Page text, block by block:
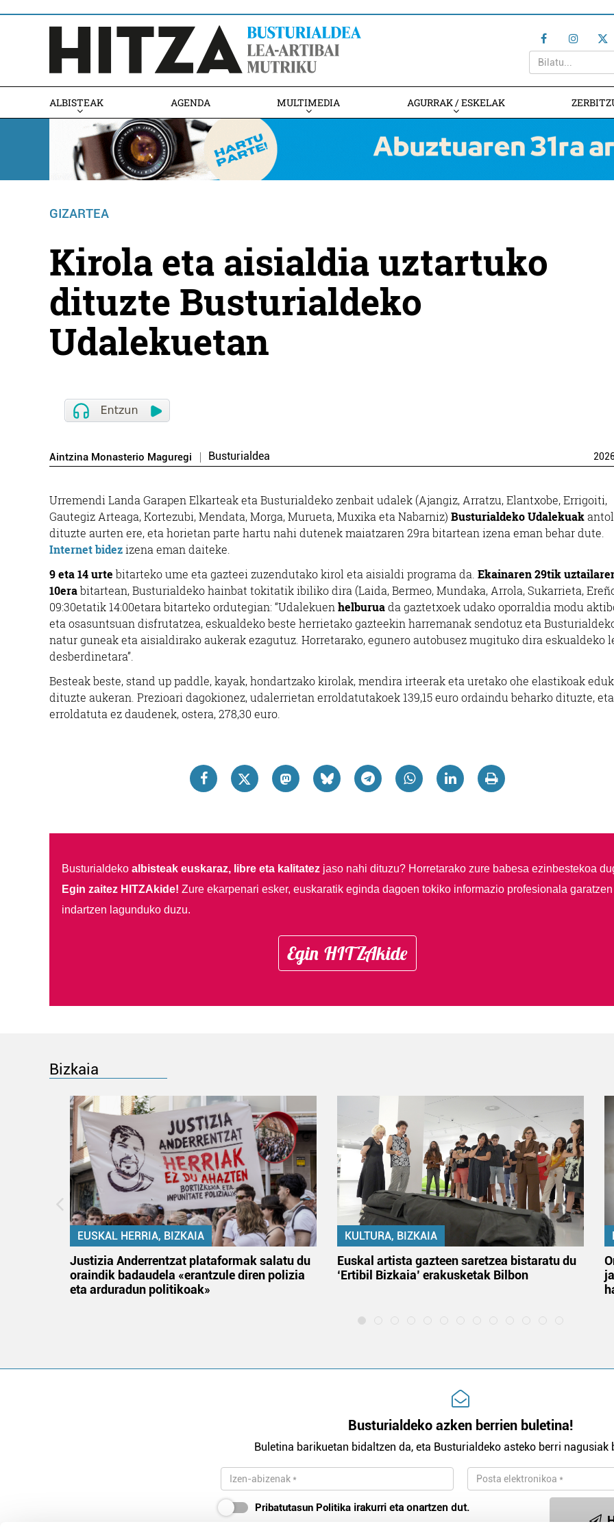
ALBISTEAK AGENDA MULTIMEDIA AGURRAK / ESKELAK
GIZARTEA
Kirola eta aisialdia uztartuko
dituzte Busturialdeko
Udalekuetan
Aintzina Monasterio Maguregi Busturialdea
Urremendi Landa Garapen Elkarteak eta Busturialdeko zenbait udalek (Ajangiz, Arratzu, Elantxobe, Errigoiti,
Gautegiz Arteaga, Kortezubi, Mendata, Morga, Murueta, Muxika eta Nabarniz) Busturialdeko Udalekuak
dituzte aurten ere, eta horietan parte hartu nahi dutenek maiatzaren 29ra bitartean izena eman behar dute.
Internet bidezizena eman daiteke.
9 eta 14 urte bitarteko ume eta gazteei zuzendutako kirol eta aisialdi programa da. Ekainaren 29tik
10erabitartean, Busturialdeko hainbat tokitatik ibiliko dira (Laida, Bermeo, Mundaka, Arrola, Sukarrieta,
09:30etatik 14:00etara bitarteko ordutegian: “Udalekuen helburuada gaztetxoek udako oporraldia modu
eta osasuntsuan disfrutatzea, eskualdeko beste herrietako gazteekin harremanak sendotuz eta
natur guneak eta aisialdirako aukerak ezagutuz. Horretarako, egunero autobusez mugituko dira eskualdeko
desberdinetara”.
Besteak beste, stand up paddle, kayak, hondartzako kirolak, mendira irteerak eta uretako ohe elastikoak
dituzte aukeran. Prezioari dagokionez, udalerrietan erroldatutakoek 139,15 euro ordaindu beharko dituzte, eta
erroldatuta ez daudenek, ostera, 278,30 euro.
Busturialdeko albisteak euskaraz, libre eta kalitatezjaso nahi dituzu? Horretarako zure babesa ezinbestekoa
Egin zaitez HITZAkide! Zure ekarpenari esker, euskaratik eginda dagoen tokiko informazio profesionala garatzen
indartzen lagunduko duzu.
Egin HITZAkide
Bizkaia
EUSKAL HERRIA, BIZKAIA
Justizia Anderrentzat plataformak salatu du
oraindik badaudela «erantzule diren polizia
eta arduradun politikoak»
KULTURA, BIZKAIA
Euskal artista gazteen saretzea bistaratu du
‘Ertibil Bizkaia’ erakusketak Bilbon
Busturialdeko azken berrien buletina!
Buletina barikuetan bidaltzen da, eta Busturialdeko asteko berri nagusiak
Pribatutasun Politika irakurri eta onartzen dut.